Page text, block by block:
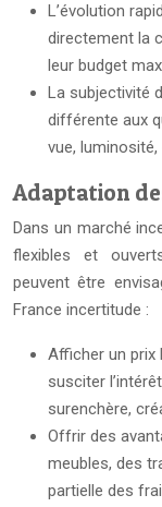
L’évolution
directement la
leur budget
La subjectivité
différente aux
vue, luminosité,
Adaptation
Dans un marché
flexibles et
peuvent être
France incertitude :
Afficher un prix
susciter
surenchère,
Offrir des
meubles, des
partielle des